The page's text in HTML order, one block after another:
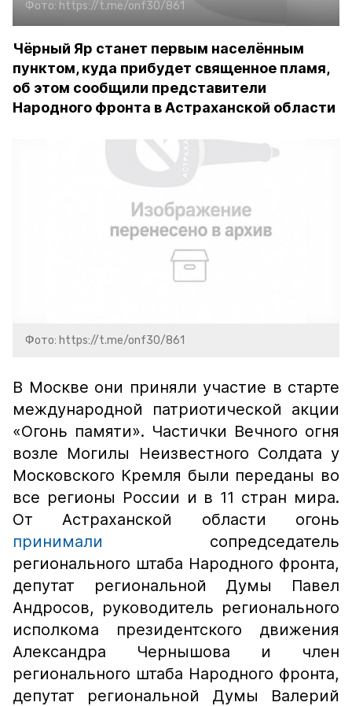
Фото: https://t.me/onf30/861
Чёрный Яр станет первым населённым
пунктом, куда прибудет священное пламя,
об этом сообщили представители
Народного фронта в Астраханской области
Фото: https://t.me/onf30/861
В Москве они приняли участие в старте
международной патриотической акции
«Огонь памяти». Частички Вечного огня
возле Могилы Неизвестного Солдата у
Московского Кремля были переданы во
все регионы России и в 11 стран мира.
От Астраханской области огонь
принимали сопредседатель
регионального штаба Народного фронта,
депутат региональной Думы Павел
Андросов, руководитель регионального
исполкома президентского движения
Александра Чернышова и член
регионального штаба Народного фронта,
депутат региональной Думы Валерий